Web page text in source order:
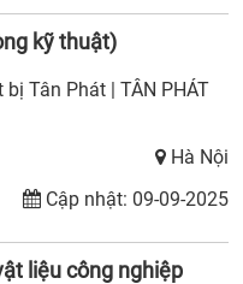
kỹ thuật)
Tân Phát | TÂN PHÁT
Hà Nội
Cập nhật: 09-09-2025
liệu công nghiệp